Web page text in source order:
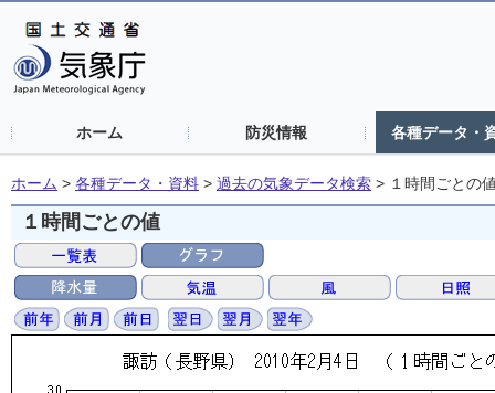
ホーム 防災情報 各種データ・
ホーム > 各種データ・資料 > 過去の気象データ検索 > １時間ごとの
１時間ごとの値